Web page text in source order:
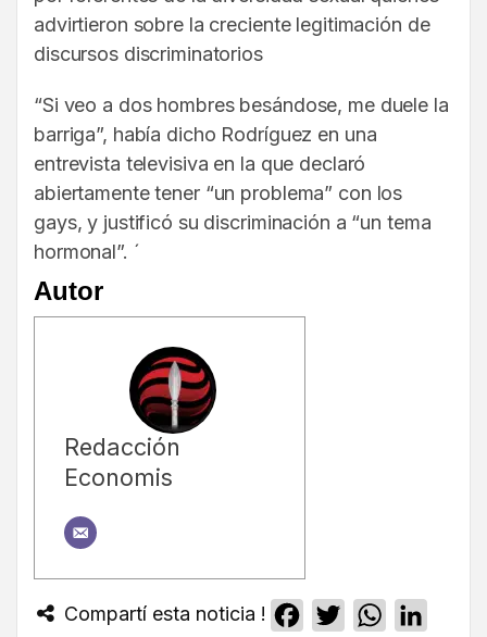
advirtieron sobre la creciente legitimación de
discursos discriminatorios
“Si veo a dos hombres besándose, me duele la
barriga”, había dicho Rodríguez en una
entrevista televisiva en la que declaró
abiertamente tener “un problema” con los
gays, y justificó su discriminación a “un tema
hormonal”. ´
Autor
Redacción
Economis
Compartí esta noticia ! Facebook
TwitterWhatsApp